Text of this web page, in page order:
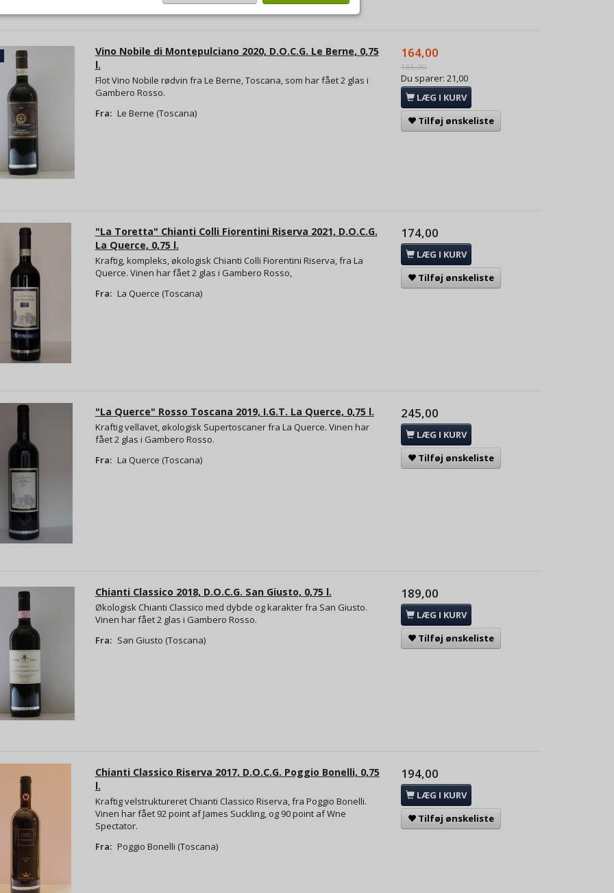
Vino Nobile di Montepulciano 2020, D.O.C.G. Le Berne, 0,75
l.
Flot Vino Nobile rødvin fra Le Berne, Toscana, som har fået 2 glas i
Gambero Rosso.
Fra: Le Berne (Toscana)
164,00
185,00
Du sparer: 21,00
LÆG I KURV
Tilføj ønskeliste
"La Toretta" Chianti Colli Fiorentini Riserva 2021, D.O.C.G.
La Querce, 0,75 l.
Kraftig, kompleks, økologisk Chianti Colli Fiorentini Riserva, fra La
Querce. Vinen har fået 2 glas i Gambero Rosso,
Fra: La Querce (Toscana)
174,00
LÆG I KURV
Tilføj ønskeliste
"La Querce" Rosso Toscana 2019, I.G.T. La Querce, 0,75 l.
Kraftig vellavet, økologisk Supertoscaner fra La Querce. Vinen har
fået 2 glas i Gambero Rosso.
Fra: La Querce (Toscana)
245,00
LÆG I KURV
Tilføj ønskeliste
Chianti Classico 2018, D.O.C.G. San Giusto, 0,75 l.
Økologisk Chianti Classico med dybde og karakter fra San Giusto.
Vinen har fået 2 glas i Gambero Rosso.
Fra: San Giusto (Toscana)
189,00
LÆG I KURV
Tilføj ønskeliste
Chianti Classico Riserva 2017, D.O.C.G. Poggio Bonelli, 0,75
l.
Kraftig velstruktureret Chianti Classico Riserva, fra Poggio Bonelli.
Vinen har fået 92 point af James Suckling, og 90 point af Wne
Spectator.
Fra: Poggio Bonelli (Toscana)
194,00
LÆG I KURV
Tilføj ønskeliste